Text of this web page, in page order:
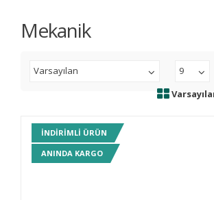
Mekanik
Varsayılan
9
INDIRIMLI ÜRÜN
ANINDA KARGO